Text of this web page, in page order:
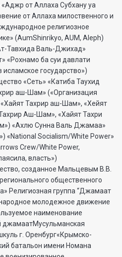
от Аллаха Субхану уа
от Аллаха милоственного и
религиозное
(AumShinrikyo, AUM, Aleph)
Тавхида Валь-Джихад»
«Рохнамо ба суи давлати
государство»)
«Сеть» «Катиба Таухид
аш-Шам» («Организация
Тахрир аш-Шам», «Хейят
Аш-Шам», «Хайят Тахри
«Ахлю Сунна Валь Джамаа»
«National Socialism/White Power»
Crew/White Power,
власть»)
созданное Мальцевым В.В.
общественного
Религиозная группа “Джамаат
молодежное движение
наименование
джамаатМусульманская
г. Оренбург«Крымско-
батальон имени Номана